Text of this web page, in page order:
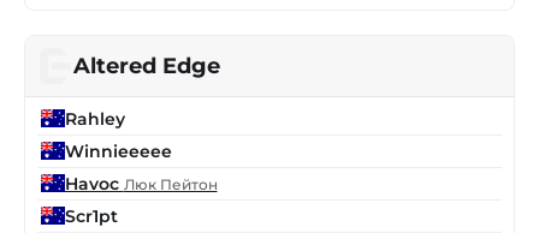
Altered Edge
Rahley
Winnieeeee
Havoc Люк Пейтон
Scr1pt